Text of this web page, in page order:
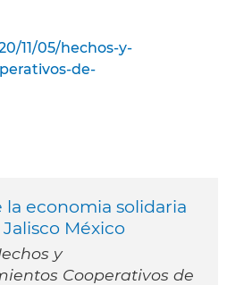
11/05/hechos-y-
de-
la economia solidaria
México
y
Cooperativos de